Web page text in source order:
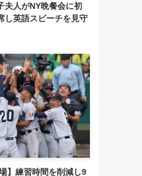
夫人がNY晩餐会に初
し英語スピーチを見守
】練習時間を削減し9